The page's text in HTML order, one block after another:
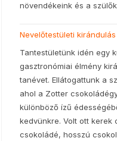
növendékeink és a
Nevelőtestületi kirándulás
Tantestületünk idén egy
gasztronómiai élmény
tanévet. Ellátogattunk a
ahol a Zotter
különböző ízű
kedvünkre. Volt ott kerek
csokoládé, hosszú